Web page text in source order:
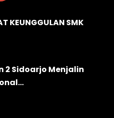
KEUNGGULAN SMK
2 Sidoarjo Menjalin